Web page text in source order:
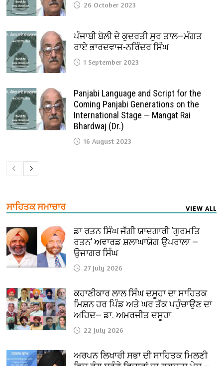
26 October 2023
ਪੰਜਾਬੀ ਬੋਲੀ ਦੇ ਕੁਦਰਤੀ ਸੁਰ ਤਾਲ—ਮੰਗਤ
ਰਾਏ ਭਾਰਦਵਾਜ-ਨਰਿੰਦਰ ਸਿੰਘ
1 September 2023
Panjabi Language and Script for the
Coming Panjabi Generations on the
International Stage — Mangat Rai
Bhardwaj (Dr.)
16 August 2023
ਸਾਹਿਤਕ ਸਮਾਚਾਰ VIEW ALL
ਡਾ ਰਤਨ ਸਿੰਘ ਜੱਗੀ ਯਾਦਗਾਰੀ ‘ਗੁਰਮਤਿ
ਰਤਨ’ ਅਵਾਰਡ ਸ਼ਲਾਘਾਯੋਗ ਉਪਰਾਲਾ —
ਉਜਾਗਰ ਸਿੰਘ
27 July 2026
ਕਹਾਣੀਕਾਰ ਲਾਲ ਸਿੰਘ ਦਸੂਹਾ ਦਾ ਸਾਹਿਤਕ
ਮਿਸ਼ਨ ਹਰ ਪਿੰਡ ਅਤੇ ਘਰ ਤੱਕ ਪਹੁੰਚਾਉਣ ਦਾ
ਅਹਿਦ— ਡਾ. ਅਮਰਜੀਤ ਦਸੂਹਾ
22 July 2026
ਅਰਪਨ ਲਿਖਾਰੀ ਸਭਾ ਦੀ ਸਾਹਿਤਕ ਮਿਲਣੀ